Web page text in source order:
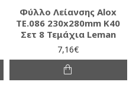
Φύλλο Λείανσης Alox
TE.086 230x280mm K40
Σετ 8 Τεμάχια Leman
7,16€